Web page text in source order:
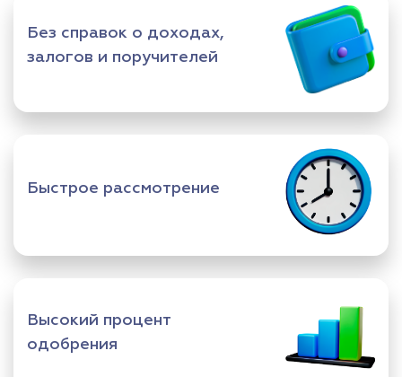
Без справок о доходах,
залогов и поручителей
Быстрое рассмотрение
Высокий процент
одобрения